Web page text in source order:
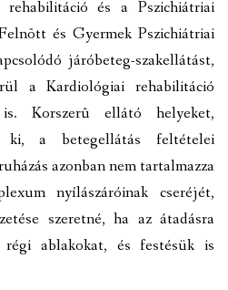
és a Pszichiátriai
és Gyermek Pszichiátriai
járóbeteg-szakellátást,
a Kardiológiai rehabilitáció
is. Korszerû ellátó helyeket,
ki, a betegellátás feltételei
azonban nem tartalmazza
nyílászáróinak cseréjét,
szeretné, ha az átadásra
ablakokat, és festésük is